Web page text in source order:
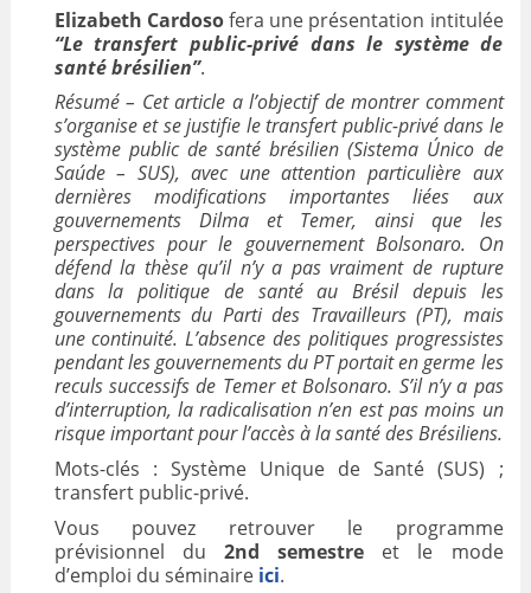
LABORATOIRE CITOYEN
VALORISATION
ARCHIVES
Elizabeth Cardosofera une présentation intitulée
“Le transfert public-privé dans le système de
santé brésilien”.
Résumé – Cet article a l’objectif de montrer comment
s’organise et se justifie le transfert public-privé dans le
système public de santé brésilien (Sistema Único de
Saúde – SUS), avec une attention particulière aux
dernières modifications importantes liées aux
gouvernements Dilma et Temer, ainsi que les
perspectives pour le gouvernement Bolsonaro. On
défend la thèse qu’il n’y a pas vraiment de rupture
dans la politique de santé au Brésil depuis les
gouvernements du Parti des Travailleurs (PT), mais
une continuité. L’absence des politiques progressistes
pendant les gouvernements du PT portait en germe les
reculs successifs de Temer et Bolsonaro. S’il n’y a pas
d’interruption, la radicalisation n’en est pas moins un
risque important pour l’accès à la santé des Brésiliens.
Mots-clés : Système Unique de Santé (SUS) ;
transfert public-privé.
Vous pouvez retrouver le programme
prévisionnel du 2nd semestre et le mode
d’emploi du séminaireici.